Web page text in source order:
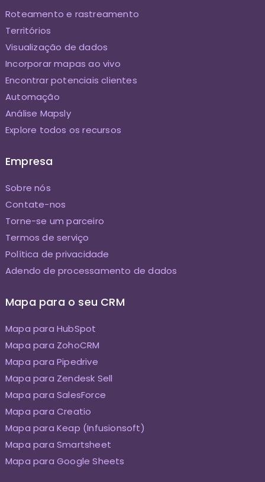
Roteamento e rastreamento
Territórios
Visualização de dados
Incorporar mapas ao vivo
Encontrar potenciais clientes
Automação
Análise Mapsly
Explore todos os recursos
Empresa
Sobre nós
Contate-nos
Torne-se um parceiro
Termos de serviço
Política de privacidade
Adendo de processamento de dados
Mapa para o seu CRM
Mapa para HubSpot
Mapa para ZohoCRM
Mapa para Pipedrive
Mapa para Zendesk Sell
Mapa para SalesForce
Mapa para Creatio
Mapa para Keap (Infusionsoft)
Mapa para Smartsheet
Mapa para Google Sheets